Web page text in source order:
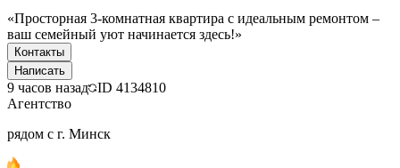
«Просторная 3-комнатная квартира с идеальным ремонтом –
ваш семейный уют начинается здесь!»
Контакты
Написать
9 часов назад ID 4134810
Агентство
рядом с г. Минск